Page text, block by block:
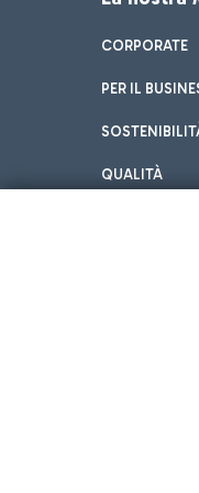
CORPORATE
PER IL
QUALITÀ
Aeroporti di
Codice fiscale e
Capitale sociale
Sede legale: Via